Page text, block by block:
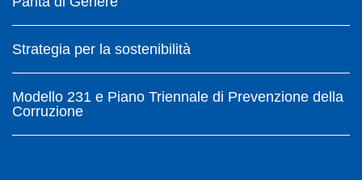
Strategia per la sostenibilità
Modello 231 e Piano Triennale di Prevenzione della
Corruzione